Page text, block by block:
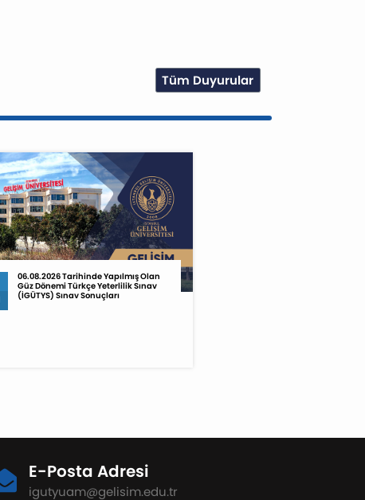
Tüm Duyurular
06.08.2026 Tarihinde Yapılmış Olan
Güz Dönemi Türkçe Yeterlilik Sınav
(İGÜTYS) Sınav Sonuçları
E-Posta Adresi
igutyuam@gelisim.edu.tr